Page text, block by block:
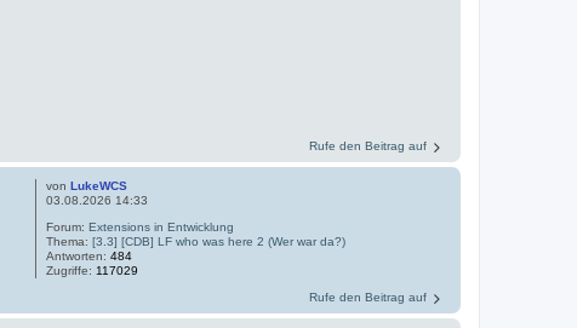
Rufe den Beitrag auf
vonLukeWCS
03.08.2026 14:33
Forum:Extensions in Entwicklung
Thema:[3.3] [CDB] LF who was here 2 (Wer war da?)
Antworten:484
Zugriffe: 117029
Rufe den Beitrag auf